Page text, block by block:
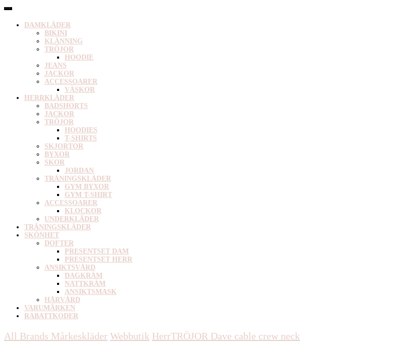
DAMKLÄDER
BIKINI
KLÄNNING
TRÖJOR
HOODIE
JEANS
JACKOR
ACCESSOARER
VÄSKOR
HERRKLÄDER
BADSHORTS
JACKOR
TRÖJOR
HOODIES
T-SHIRTS
SKJORTOR
BYXOR
SKOR
JORDAN
TRÄNINGSKLÄDER
GYM BYXOR
GYM T-SHIRT
ACCESSOARER
KLOCKOR
UNDERKLÄDER
TRÄNINGSKLÄDER
SKÖNHET
DOFTER
PRESENTSET DAM
PRESENTSET HERR
ANSIKTSVÅRD
DAGKRÄM
NATTKRÄM
ANSIKTSMASK
HÅRVÅRD
VARUMÄRKEN
RABATTKODER
All Brands Mårkeskläder Webbutik HerrTRÖJOR Dave cable crew neck